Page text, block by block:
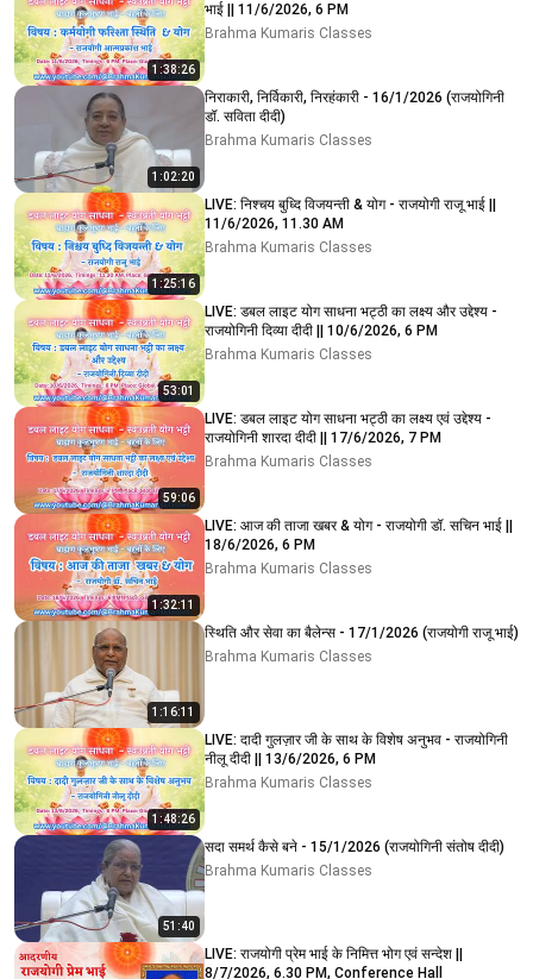
1:38:26
भाई || 11/6/2026, 6 PM
Brahma Kumaris Classes
1:02:20
निराकारी, निर्विकारी, निरहंकारी - 16/1/2026 (राजयोगिनी
डॉ. सविता दीदी)
Brahma Kumaris Classes
1:25:16
LIVE: निश्चय बुध्दि विजयन्ती & योग - राजयोगी राजू भाई ||
11/6/2026, 11.30 AM
Brahma Kumaris Classes
53:01
LIVE: डबल लाइट योग साधना भट्ठी का लक्ष्य और उद्देश्य -
राजयोगिनी दिव्या दीदी || 10/6/2026, 6 PM
Brahma Kumaris Classes
59:06
LIVE: डबल लाइट योग साधना भट्ठी का लक्ष्य एवं उद्देश्य -
राजयोगिनी शारदा दीदी || 17/6/2026, 7 PM
Brahma Kumaris Classes
1:32:11
LIVE: आज की ताजा खबर & योग - राजयोगी डॉ. सचिन भाई ||
18/6/2026, 6 PM
Brahma Kumaris Classes
1:16:11
स्थिति और सेवा का बैलेन्स - 17/1/2026 (राजयोगी राजू भाई)
Brahma Kumaris Classes
1:48:26
LIVE: दादी गुलज़ार जी के साथ के विशेष अनुभव - राजयोगिनी
नीलू दीदी || 13/6/2026, 6 PM
Brahma Kumaris Classes
51:40
सदा समर्थ कैसे बने - 15/1/2026 (राजयोगिनी संतोष दीदी)
Brahma Kumaris Classes
LIVE: राजयोगी प्रेम भाई के निमित्त भोग एवं सन्देश ||
8/7/2026, 6.30 PM, Conference Hall